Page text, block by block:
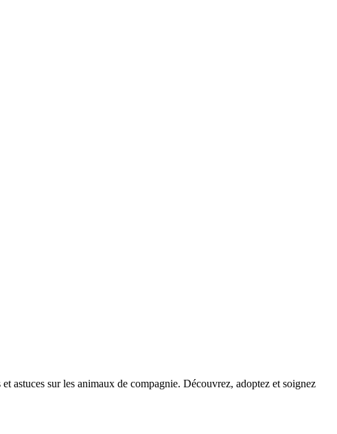
astuces sur les animaux de compagnie. Découvrez, adoptez et soignez